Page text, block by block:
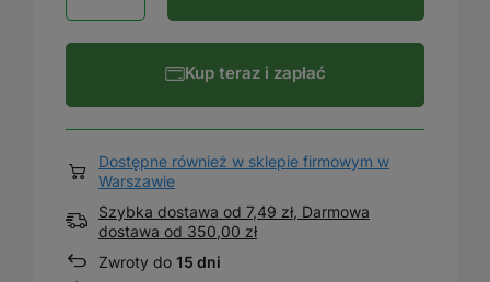
Kup teraz i zapłać
Dostępne również w sklepie firmowym w
Warszawie
Szybka dostawa od 7,49 zł, Darmowa
dostawa od 350,00 zł
Zwroty do 15 dni